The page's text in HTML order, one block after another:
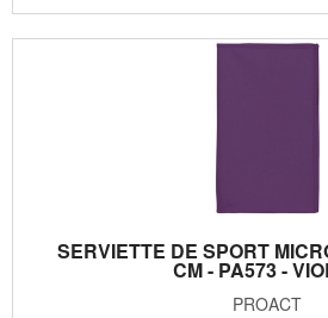
SERVIETTE DE SPORT
CM - PA573 -
PROACT